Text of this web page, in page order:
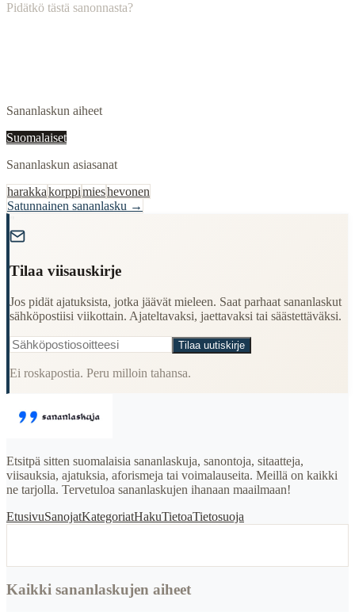
Pidätkö tästä sanonnasta?
Sananlaskun aiheet
Suomalaiset
Sananlaskun asiasanat
harakkakorppimieshevonen
Satunnainen sananlasku →
Tilaa viisauskirje
Jos pidät ajatuksista, jotka jäävät mieleen. Saat parhaat sananlaskut
sähköpostiisi viikottain. Ajateltavaksi, jaettavaksi tai säästettäväksi.
Tilaa uutiskirje
Ei roskapostia. Peru milloin tahansa.
Etsitpä sitten suomalaisia sananlaskuja, sanontoja, sitaatteja,
viisauksia, ajatuksia, aforismeja tai voimalauseita. Meillä on kaikki
ne tarjolla. Tervetuloa sananlaskujen ihanaan maailmaan!
EtusivuSanojatKategoriatHakuTietoaTietosuoja
Kaikki sananlaskujen aiheet